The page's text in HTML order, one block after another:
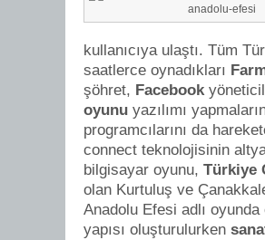
anadolu-efesi
kullanıcıya ulaştı. Tüm
saatlerce oynadıkları
şöhret, Facebook
oyunu yazılımı
programcılarını da
connect teknolojisinin
bilgisayar oyunu, Türkiye
olan Kurtuluş ve
Anadolu Efesi adlı
yapısı oluşturulurken